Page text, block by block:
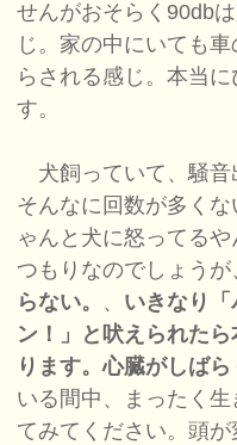
せんがおそらく90db
じ。家の中にいても
らされる感じ。本当
す。
犬飼っていて、騒音
そんなに回数が多く
ゃんと犬に怒ってる
つもりなのでしょうが
らない。 、 いきなり
ン！」と吠えられた
ります。心臓がしばら
いる間中、まったく
てみてください。頭